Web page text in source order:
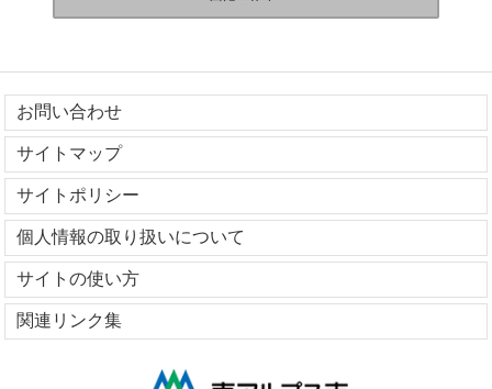
お問い合わせ
サイトマップ
サイトポリシー
個人情報の取り扱いについて
サイトの使い方
関連リンク集